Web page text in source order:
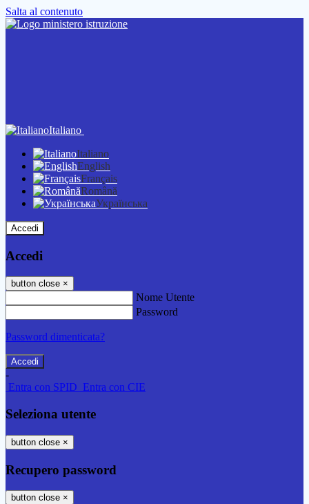
Salta al contenuto
Italiano
Italiano
English
Français
Română
Українська
Accedi
Accedi
button close ×
Nome Utente
Password
Password dimenticata?
-
Entra con SPID Entra con CIE
Seleziona utente
button close ×
Recupero password
button close ×